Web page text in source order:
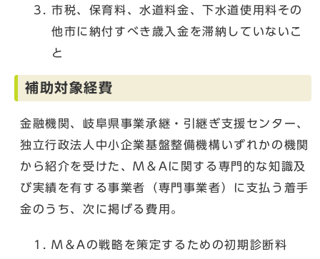
市税、保育料、水道料金、下水道使用料その
他市に納付すべき歳入金を滞納していないこ
と
補助対象経費
金融機関、岐阜県事業承継・引継ぎ支援センター、
独立行政法人中小企業基盤整備機構いずれかの機関
から紹介を受けた、M＆Aに関する専門的な知識及
び実績を有する事業者（専門事業者）に支払う着手
金のうち、次に掲げる費用。
M＆Aの戦略を策定するための初期診断料